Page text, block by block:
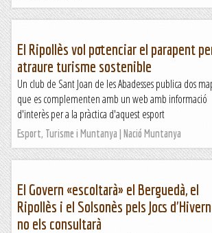
El Ripollès vol potenciar el parapent
atraure turisme sostenible
Un club de Sant Joan de les Abadesses publica dos
que es complementen amb un web amb informació
d'interès per a la pràctica d'aquest esport
Esport, Turisme i Muntanya | Nació Muntanya
El Govern «escoltarà» el Berguedà, el
Ripollès i el Solsonès pels Jocs
no els consultarà